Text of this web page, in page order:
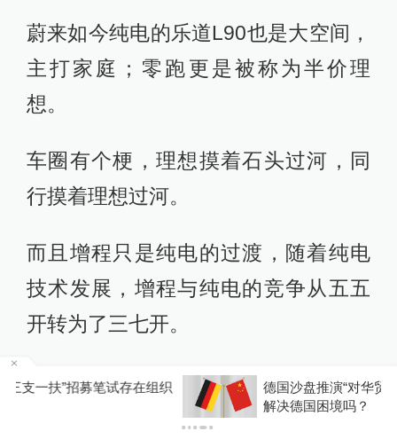
蔚来如今纯电的乐道L90也是大空间，
主打家庭；零跑更是被称为半价理
想。
车圈有个梗，理想摸着石头过河，同
行摸着理想过河。
而且增程只是纯电的过渡，随着纯电
技术发展，增程与纯电的竞争从五五
开转为了三七开。
这就导致理想护城河不断降低，前三
首季度又扭盈为亏。
德国沙盘推演“对华贸易战”：寻找中国“软肋”就能
解决德国困境吗？